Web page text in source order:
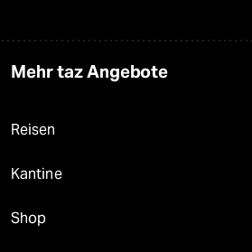
Mehr taz Angebote
Reisen
Kantine
Shop